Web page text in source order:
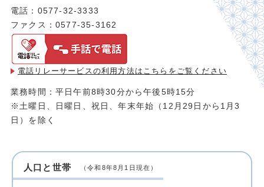
電話：0577-32-3333
ファクス：0577-35-3162
電話リレーサービスの利用方法は こちらをご覧ください
業務時間：平日午前8時30分から午後5時15分
※土曜日、日曜日、祝日、年末年始（12月29日から1月3
日）を除く
人口と世帯 （令和8年8月1日現在）